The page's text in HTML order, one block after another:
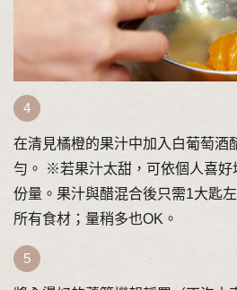
在清見橘橙的果汁中加入白葡萄酒
勻。 ※若果汁太甜，可依個人喜好
份量。果汁與醋混合後只需1大匙
所有食材；量稍多也OK。